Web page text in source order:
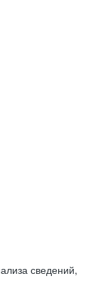
сведений,